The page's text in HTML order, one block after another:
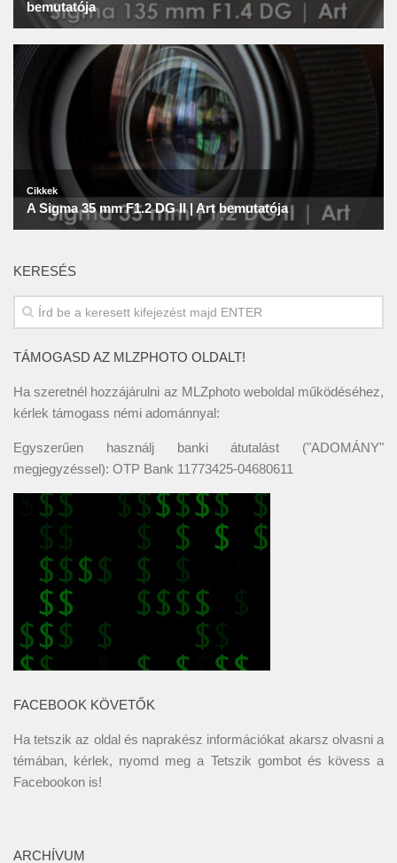
KERESÉS
TÁMOGASD AZ MLZPHOTO OLDALT!
Ha szeretnél hozzájárulni az MLZphoto weboldal működéséhez,
kérlek támogass némi adománnyal:
Egyszerűen használj banki átutalást ("ADOMÁNY"
megjegyzéssel): OTP Bank 11773425-04680611
FACEBOOK KÖVETŐK
Ha tetszik az oldal és naprakész információkat akarsz olvasni a
témában, kérlek, nyomd meg a Tetszik gombot és kövess a
Facebookon is!
ARCHÍVUM